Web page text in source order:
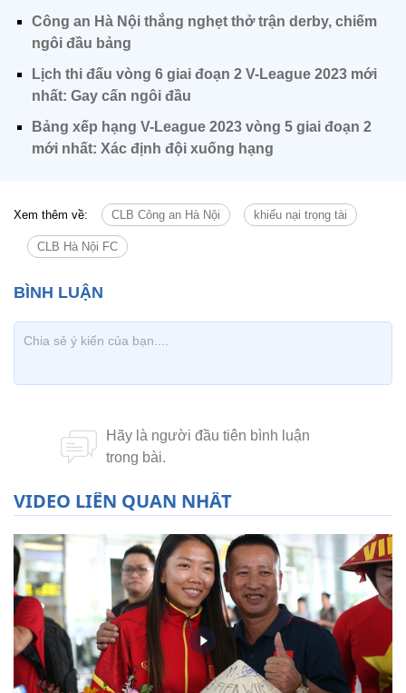
Công an Hà Nội thắng nghẹt thở trận derby, chiếm
ngôi đầu bảng
Lịch thi đấu vòng 6 giai đoạn 2 V-League 2023 mới
nhất: Gay cấn ngôi đầu
Bảng xếp hạng V-League 2023 vòng 5 giai đoạn 2
mới nhất: Xác định đội xuống hạng
Xem thêm về: CLB Công an Hà Nội khiếu nại trọng tài
CLB Hà Nội FC
VIDEO LIÊN QUAN NHẤT